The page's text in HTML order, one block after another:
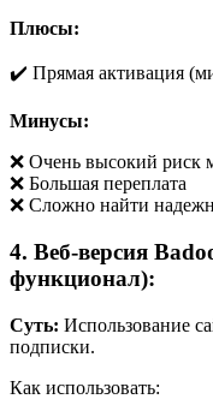
Плюсы:
✔️ Прямая активация
Минусы:
❌ Очень высокий риск
❌ Большая переплата
❌ Сложно найти
4. Веб-версия
функционал):
Суть: Использование
подписки.
Как использовать: